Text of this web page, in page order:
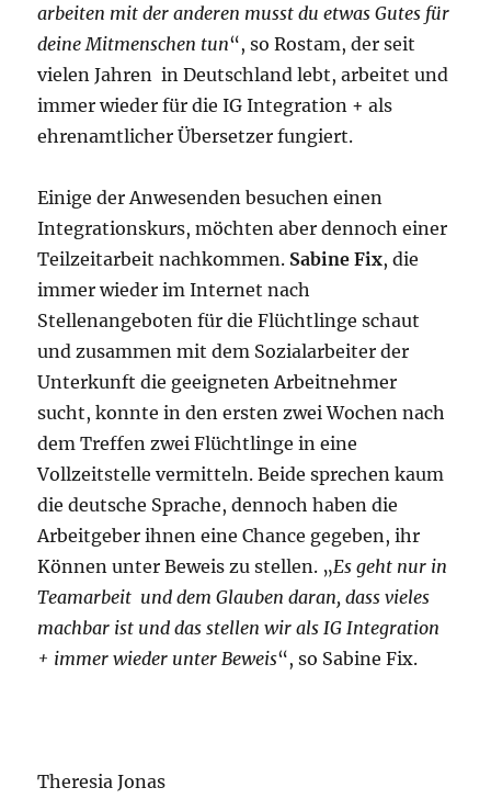
arbeiten mit der anderen musst du etwas Gutes für
deine Mitmenschen tun“, so Rostam, der seit
vielen Jahren in Deutschland lebt, arbeitet und
immer wieder für die IG Integration + als
ehrenamtlicher Übersetzer fungiert.
Einige der Anwesenden besuchen einen
Integrationskurs, möchten aber dennoch einer
Teilzeitarbeit nachkommen. Sabine Fix, die
immer wieder im Internet nach
Stellenangeboten für die Flüchtlinge schaut
und zusammen mit dem Sozialarbeiter der
Unterkunft die geeigneten Arbeitnehmer
sucht, konnte in den ersten zwei Wochen nach
dem Treffen zwei Flüchtlinge in eine
Vollzeitstelle vermitteln. Beide sprechen kaum
die deutsche Sprache, dennoch haben die
Arbeitgeber ihnen eine Chance gegeben, ihr
Können unter Beweis zu stellen. „Es geht nur in
Teamarbeit und dem Glauben daran, dass vieles
machbar ist und das stellen wir als IG Integration
+ immer wieder unter Beweis“, so Sabine Fix.
Theresia Jonas